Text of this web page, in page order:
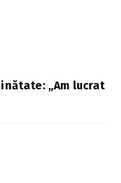
„Am lucrat